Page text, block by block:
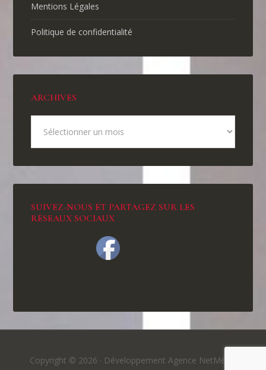
Mentions Légales
Politique de confidentialité
ARCHIVES
SUIVEZ-NOUS ET PARTAGEZ SUR LES
RÉSEAUX SOCIAUX
Copyright © 2026 · Développement Agence NetMédia